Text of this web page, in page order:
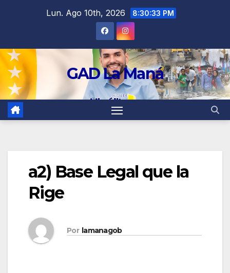
Lun. Ago 10th, 2026 8:30:33 PM
GAD La Maná
a2) Base Legal que la
Rige
Por lamanagob